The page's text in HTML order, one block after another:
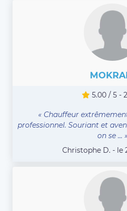
5.00 / 5 -
« Chauffeur
professionnel. Souriant et
on se ... »
Christophe D. - le